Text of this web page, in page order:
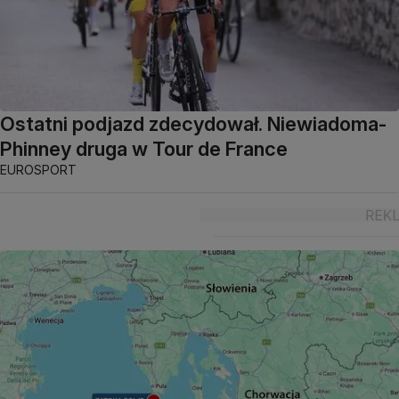
Ostatni podjazd zdecydował. Niewiadoma-
Phinney druga w Tour de France
EUROSPORT